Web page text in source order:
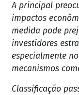
A principal
impactos
medida pode
investidores
especialmente
mecanismos
Classificação